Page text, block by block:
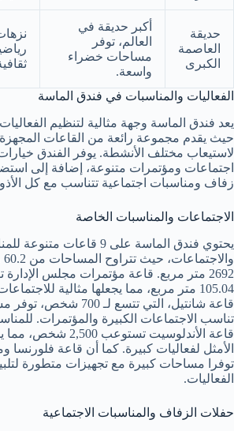
حديقة
العاصمة
الكبرى
أكبر حديقة في
العالم، توفر
مساحات خضراء
واسعة.
الفعاليات والمناسبات في فندق الماسة
يعد فندق الماسة وجهة مثالية لتنظيم
حيث يقدم مجموعة رائعة من القاعات
لاستيعاب مختلف الأنشطة. يوفر الفندق
اجتماعات ومؤتمرات متنوعة، إضافة إلى
زفاف ومناسبات اجتماعية تتناسب مع كل
الاجتماعات والمناسبات الخاصة
يحتوي فندق الماسة على 9 قاعات
2692 متر مربع. قاعة مؤتمرات مجلس
105.04 متر مربع، مما يجعلها مثالية
قاعة شانتيل، التي تتسع لـ
تناسب الاجتماعات الكبيرة والمؤتمرات.
قاعة الأندلوسيت تستوعب
الأمثل لفعاليات كبيرة. كما أن قاعة
توفرا مساحات كبيرة مع تجهيزات متطورة
الفعاليات.
حفلات الزفاف والمناسبات الاجتماعية